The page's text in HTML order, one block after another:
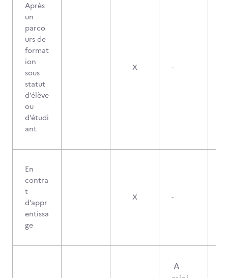
Après
un
parco
urs de
format
ion
sous
statut
d’élève
ou
d’étudi
ant
X -
En
contra
t
d’appr
entissa
ge
X -
A